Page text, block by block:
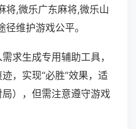
将,微乐广东麻将,微乐山
维护游戏公平。
求生成专用辅助工具，
，实现“必胜”效果，适
），但需注意遵守游戏